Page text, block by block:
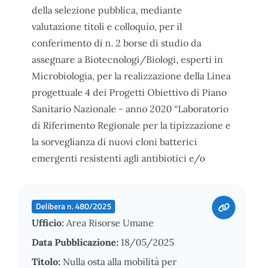
della selezione pubblica, mediante
valutazione titoli e colloquio, per il
conferimento di n. 2 borse di studio da
assegnare a Biotecnologi/Biologi, esperti in
Microbiologia, per la realizzazione della Linea
progettuale 4 dei Progetti Obiettivo di Piano
Sanitario Nazionale - anno 2020 “Laboratorio
di Riferimento Regionale per la tipizzazione e
la sorveglianza di nuovi cloni batterici
emergenti resistenti agli antibiotici e/o
Delibera n. 480/2025
Ufficio: Area Risorse Umane
Data Pubblicazione: 18/05/2025
Titolo: Nulla osta alla mobilità per